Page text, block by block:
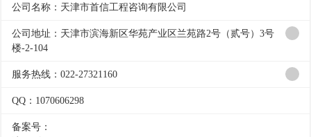
公司名称：天津市首信工程咨询有限公司
公司地址：天津市滨海新区华苑产业区兰苑路2号（贰号）3号
楼-2-104
服务热线：022-27321160
QQ：1070606298
备案号：